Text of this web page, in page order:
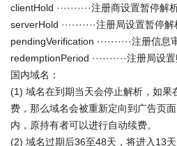
clientHold ··········注册商设置暂停解
serverHold ··········注册局设置暂停解
pendingVerification ··········注册信息
redemptionPeriod ··········注册局设
国内域名：
(1) 域名在到期当天会停止解析，如果
费，那么域名会被重新定向到广告页
内，原持有者可以进行自动续费。
(2) 域名过期后36至48天，将进入13